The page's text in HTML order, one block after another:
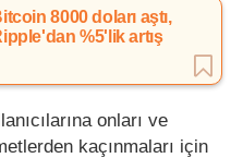
8000 doları aştı,
%5'lik artış
onları ve
kaçınmaları için